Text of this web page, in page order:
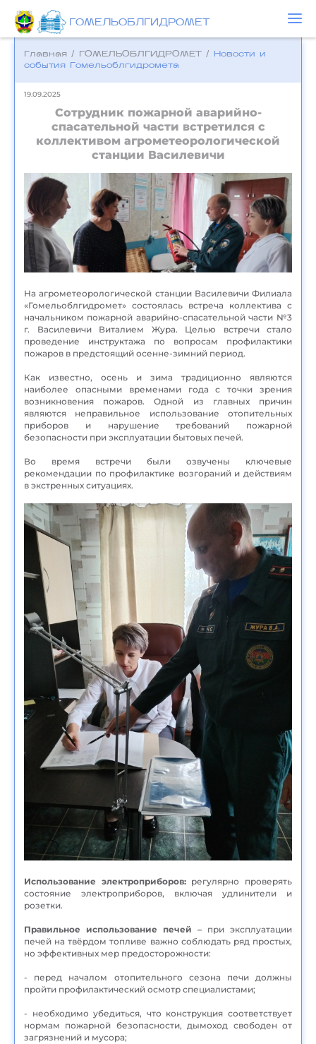
ГОМЕЛЬОБЛГИДРОМЕТ
Главная / ГОМЕЛЬОБЛГИДРОМЕТ /
Новости и
события Гомельоблгидромета
19.09.2025
Сотрудник пожарной аварийно-
спасательной части встретился с
коллективом агрометеорологической
станции Василевичи
На агрометеорологической станции Василевичи Филиала
«Гомельоблгидромет» состоялась встреча коллектива с
начальником пожарной аварийно-спасательной части №3
г. Василевичи Виталием Жура. Целью встречи стало
проведение инструктажа по вопросам профилактики
пожаров в предстоящий осенне-зимний период.
Как известно, осень и зима традиционно являются
наиболее опасными временами года с точки зрения
возникновения пожаров. Одной из главных причин
являются неправильное использование отопительных
приборов и нарушение требований пожарной
безопасности при эксплуатации бытовых печей.
Во время встречи были озвучены ключевые
рекомендации по профилактике возгораний и действиям
в экстренных ситуациях.
Использование электроприборов: регулярно проверять
состояние электроприборов, включая удлинители и
розетки.
Правильное использование печей – при эксплуатации
печей на твёрдом топливе важно соблюдать ряд простых,
но эффективных мер предосторожности:
- перед началом отопительного сезона печи должны
пройти профилактический осмотр специалистами;
- необходимо убедиться, что конструкция соответствует
нормам пожарной безопасности, дымоход свободен от
загрязнений и мусора;